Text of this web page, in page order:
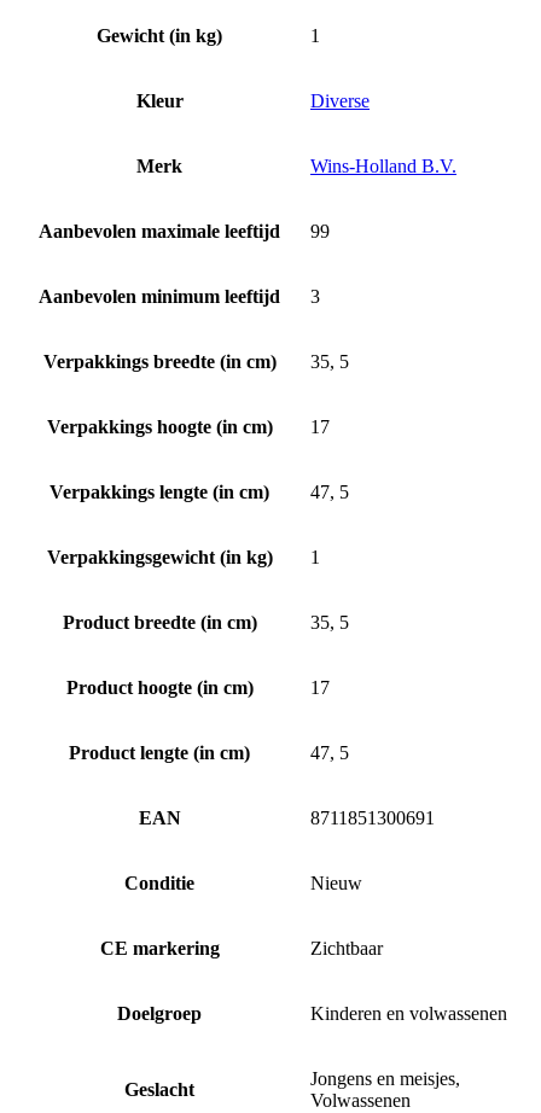
Gewicht (in kg) 1
Kleur Diverse
Merk Wins-Holland B.V.
Aanbevolen maximale leeftijd 99
Aanbevolen minimum leeftijd 3
Verpakkings breedte (in cm) 35, 5
Verpakkings hoogte (in cm) 17
Verpakkings lengte (in cm) 47, 5
Verpakkingsgewicht (in kg) 1
Product breedte (in cm) 35, 5
Product hoogte (in cm) 17
Product lengte (in cm) 47, 5
EAN 8711851300691
Conditie Nieuw
CE markering Zichtbaar
Doelgroep Kinderen en volwassenen
Geslacht
Jongens en meisjes,
Volwassenen